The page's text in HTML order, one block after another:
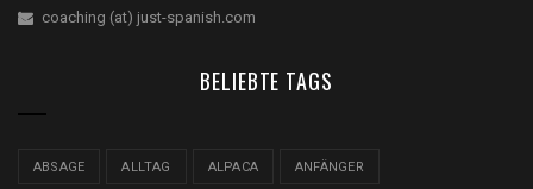
coaching (at) just-spanish.com
BELIEBTE TAGS
ABSAGE ALLTAG ALPACA ANFÄNGER